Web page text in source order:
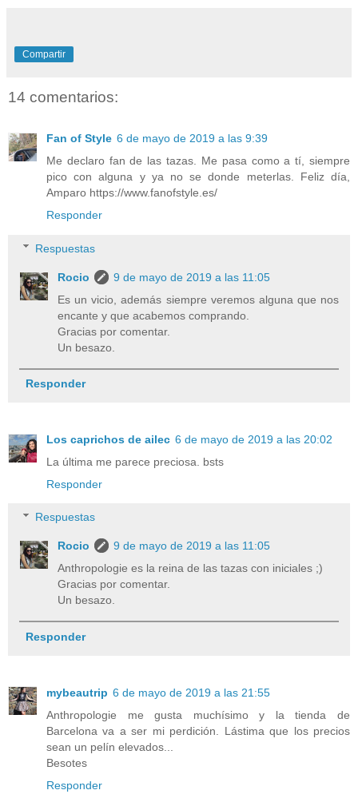
Compartir
14 comentarios:
Fan of Style 6 de mayo de 2019 a las 9:39
Me declaro fan de las tazas. Me pasa como a tí, siempre
pico con alguna y ya no se donde meterlas. Feliz día,
Amparo https://www.fanofstyle.es/
Responder
Respuestas
Rocio
9 de mayo de 2019 a las 11:05
Es un vicio, además siempre veremos alguna que nos
encante y que acabemos comprando.
Gracias por comentar.
Un besazo.
Responder
Los caprichos de ailec 6 de mayo de 2019 a las 20:02
La última me parece preciosa. bsts
Responder
Respuestas
Rocio
9 de mayo de 2019 a las 11:05
Anthropologie es la reina de las tazas con iniciales ;)
Gracias por comentar.
Un besazo.
Responder
mybeautrip 6 de mayo de 2019 a las 21:55
Anthropologie me gusta muchísimo y la tienda de
Barcelona va a ser mi perdición. Lástima que los precios
sean un pelín elevados...
Besotes
Responder